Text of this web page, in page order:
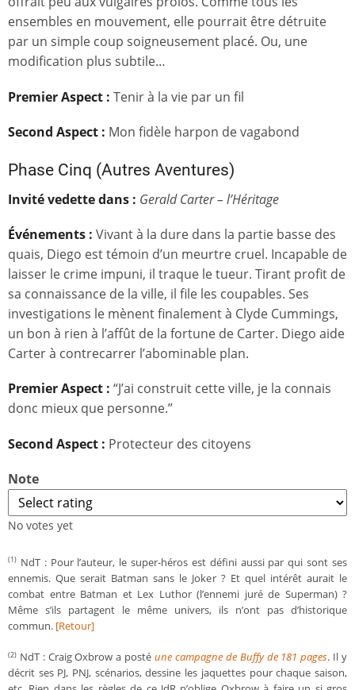
ensembles en mouvement, elle pourrait être détruite
par un simple coup soigneusement placé. Ou, une
modification plus subtile…
Premier Aspect : Tenir à la vie par un fil
Second Aspect : Mon fidèle harpon de vagabond
Phase Cinq (Autres Aventures)
Invité vedette dans : Gerald Carter – l’Héritage
Événements : Vivant à la dure dans la partie basse des
quais, Diego est témoin d’un meurtre cruel. Incapable de
laisser le crime impuni, il traque le tueur. Tirant profit de
sa connaissance de la ville, il file les coupables. Ses
investigations le mènent finalement à Clyde Cummings,
un bon à rien à l’affût de la fortune de Carter. Diego aide
Carter à contrecarrer l’abominable plan.
Premier Aspect : “J’ai construit cette ville, je la connais
donc mieux que personne.”
Second Aspect : Protecteur des citoyens
Note
No votes yet
(1) NdT : Pour l’auteur, le super-héros est défini aussi par qui sont ses
ennemis. Que serait Batman sans le Joker ? Et quel intérêt aurait le
combat entre Batman et Lex Luthor (l’ennemi juré de Superman) ?
Même s’ils partagent le même univers, ils n’ont pas d’historique
commun. [Retour]
(2) NdT : Craig Oxbrow a postéune campagne de Buffy de 181 pages. Il y
décrit ses PJ, PNJ, scénarios, dessine les jaquettes pour chaque saison,